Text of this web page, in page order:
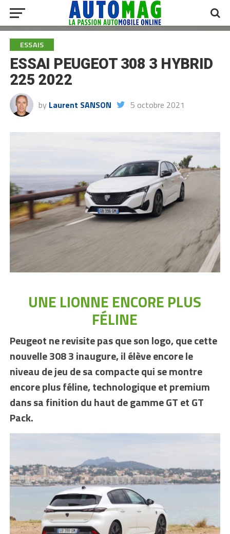
ESSAIS
ESSAI PEUGEOT 308 3 HYBRID
225 2022
by Laurent SANSON 5 octobre 2021
UNE LIONNE ENCORE PLUS
FÉLINE
Peugeot ne revisite pas que son logo, que cette
nouvelle 308 3 inaugure, il élève encore le
niveau de jeu de sa compacte qui se montre
encore plus féline, technologique et premium
dans sa finition du haut de gamme GT et GT
Pack.